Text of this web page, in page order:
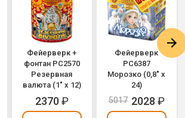
Фейерверк +
фонтан РС2570
Резервная
валюта (1" х 12)
2370₽
Фейерверк
РС6387
Морозко (0,8" х
24)
5017 2028 ₽